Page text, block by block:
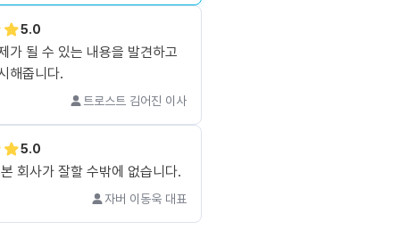
5.0
가 될 수 있는 내용을 발견하고
해줍니다.
트로스트 김어진 이사
5.0
회사가 잘할 수밖에 없습니다.
자버 이동욱 대표